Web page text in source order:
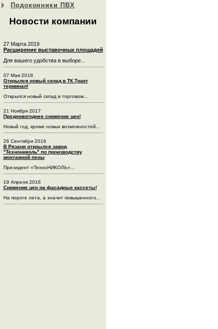
Подоконники ПВХ
Новости компании
27 Марта 2019
Расширение выставочных площадей
Для вашего удобства в выборе...
07 Мая 2018
Открылся новый склад в ТК Тракт
терминал!
Открылся новый склад в торговом...
21 Ноября 2017
Предновогоднее снижение цен!
Новый год, кроме новых возможностей...
26 Сентября 2016
В Рязани открылся завод
"Технониколь" по производству
монтажной пены
Президент «ТехноНИКОЛЬ»...
19 Апреля 2016
Снижение цен на фасадные кассеты!
На пороге лета, а значит повышенного...